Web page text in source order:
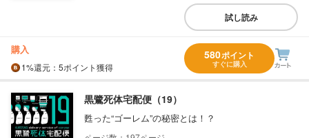
試し読み
購入
1%還元 ：5ポイント獲得
580ポイント
すぐに購入
黒鷺死体宅配便（19）
甦った“ゴーレム”の秘密とは！？